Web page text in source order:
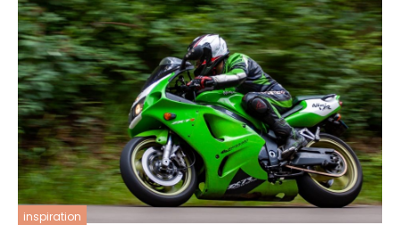
inspiration